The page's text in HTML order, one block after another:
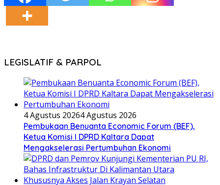
LEGISLATIF & PARPOL
4 Agustus 20264 Agustus 2026
Pembukaan Benuanta Economic Forum (BEF),
Ketua Komisi I DPRD Kaltara Dapat
Mengakselerasi Pertumbuhan Ekonomi